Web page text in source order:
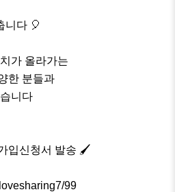
니다 🎈
가 올라가는
한 분들과
니다
입신청서 발송 🖌
99